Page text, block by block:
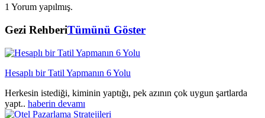
1 Yorum yapılmış.
Gezi RehberiTümünü Göster
Hesaplı bir Tatil Yapmanın 6 Yolu
Herkesin istediği, kiminin yaptığı, pek azının çok uygun şartlarda
yapt.. haberin devamı